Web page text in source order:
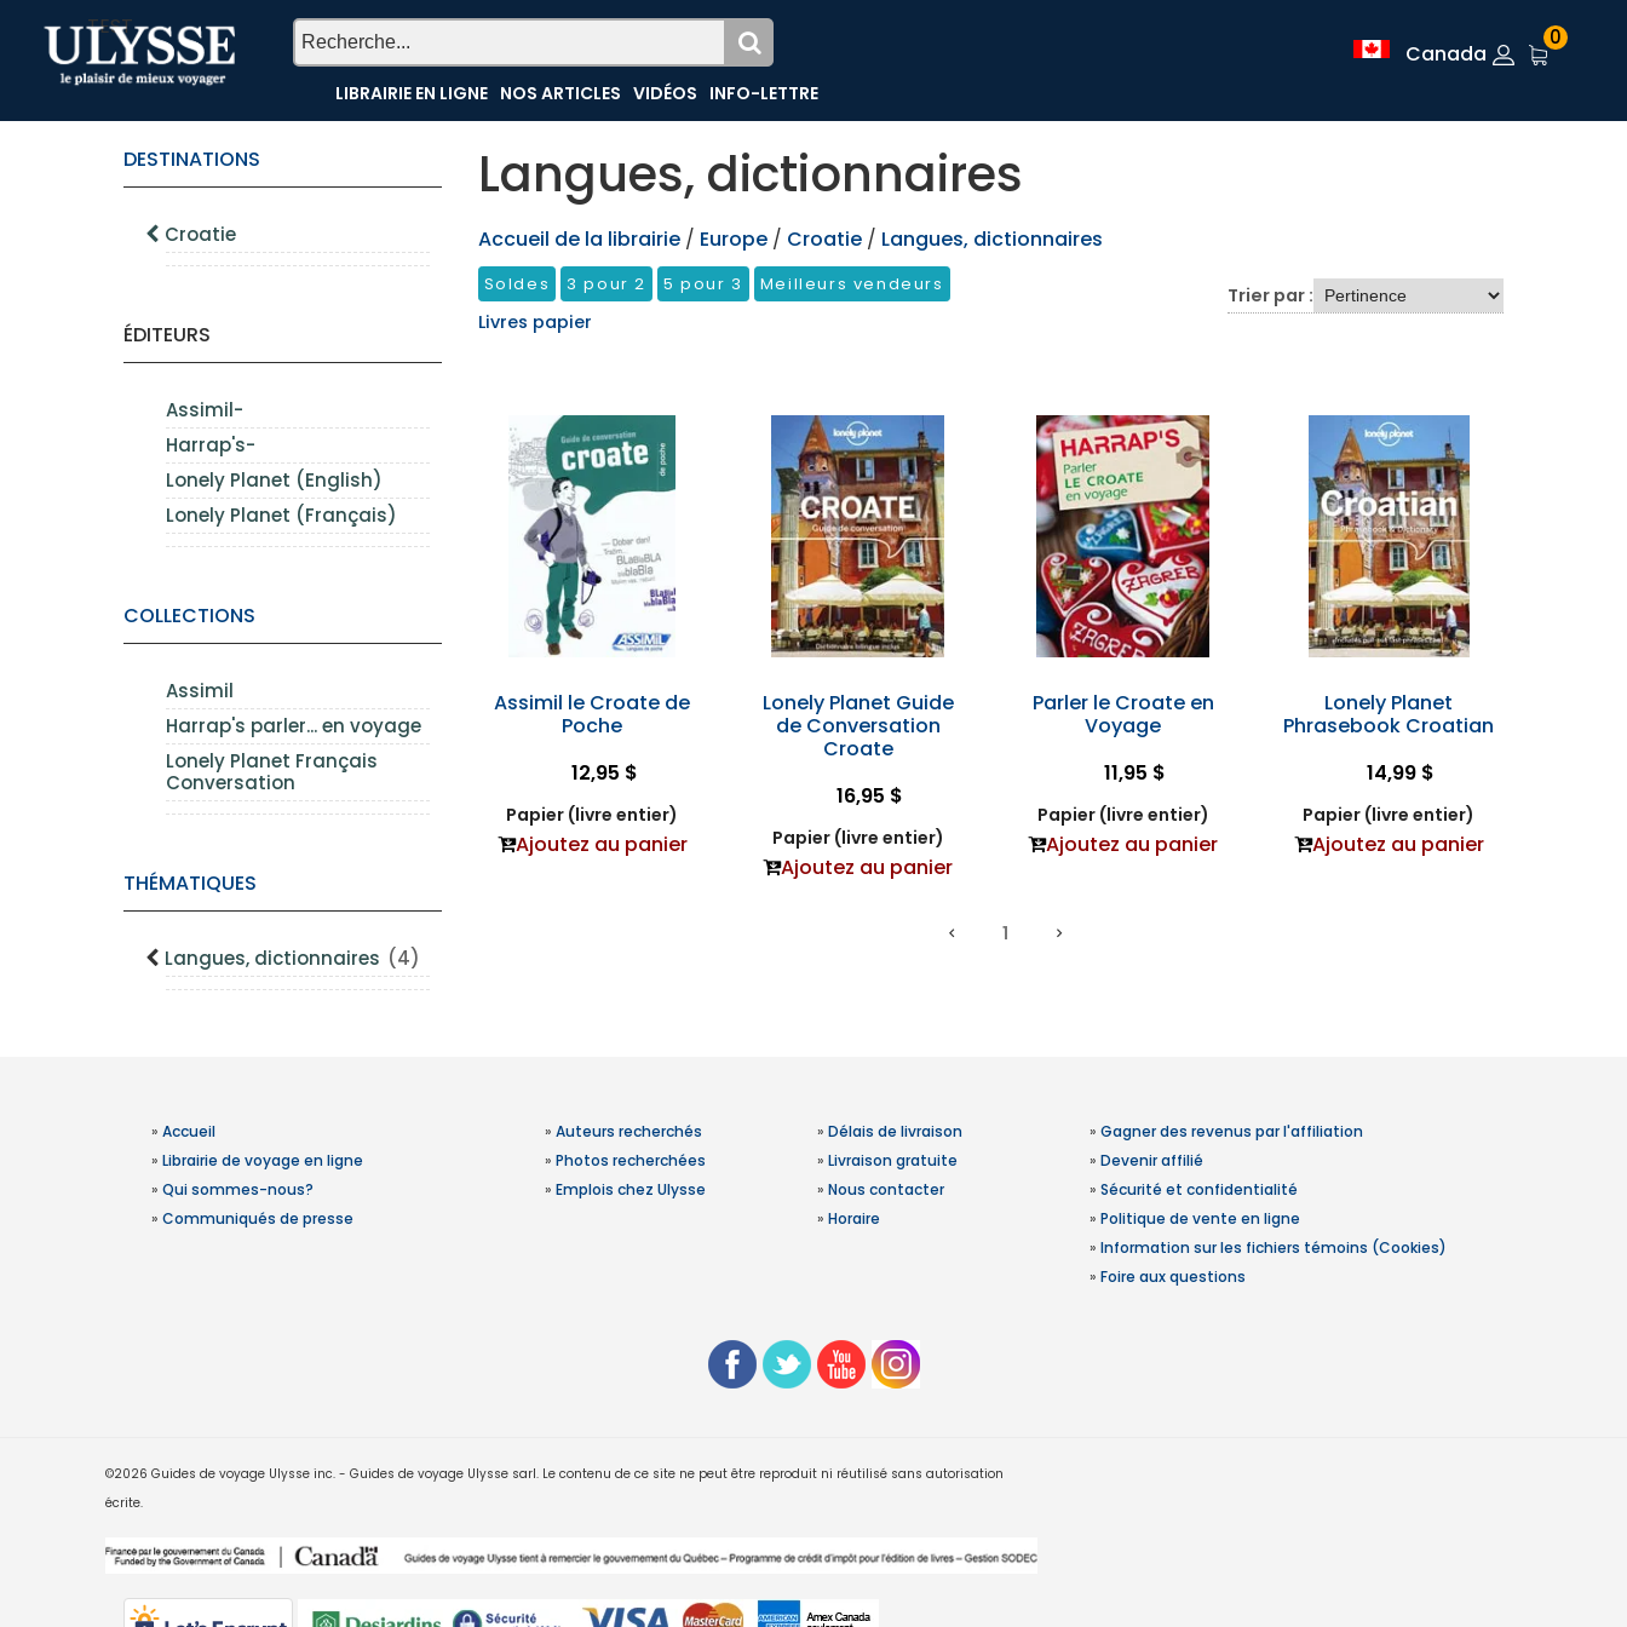
TEST
LIBRAIRIE EN LIGNE NOS ARTICLES VIDÉOS INFO-LETTRE
Canada
0
DESTINATIONS
Croatie
ÉDITEURS
Assimil-
Harrap's-
Lonely Planet (English)
Lonely Planet (Français)
COLLECTIONS
Assimil
Harrap's parler... en voyage
Lonely Planet Français
Conversation
THÉMATIQUES
Langues, dictionnaires (4)
Langues, dictionnaires
Accueil de la librairie / Europe / Croatie / Langues, dictionnaires
Soldes 3 pour 2 5 pour 3 Meilleurs vendeurs
Livres papier
Trier par :
Assimil le Croate de
Poche
12,95 $
Papier (livre entier)
Ajoutez au panier
Lonely Planet Guide
de Conversation
Croate
16,95 $
Papier (livre entier)
Ajoutez au panier
Parler le Croate en
Voyage
11,95 $
Papier (livre entier)
Ajoutez au panier
Lonely Planet
Phrasebook Croatian
14,99 $
Papier (livre entier)
Ajoutez au panier
1
» Accueil
» Librairie de voyage en ligne
» Qui sommes-nous?
» Communiqués de presse
» Auteurs recherchés
» Photos recherchées
» Emplois chez Ulysse
» Délais de livraison
» Livraison gratuite
» Nous contacter
» Horaire
» Gagner des revenus par l'affiliation
» Devenir affilié
» Sécurité et confidentialité
» Politique de vente en ligne
» Information sur les fichiers témoins (Cookies)
» Foire aux questions
©2026 Guides de voyage Ulysse inc. - Guides de voyage Ulysse sarl. Le contenu de ce site ne peut être reproduit ni réutilisé sans autorisation
écrite.